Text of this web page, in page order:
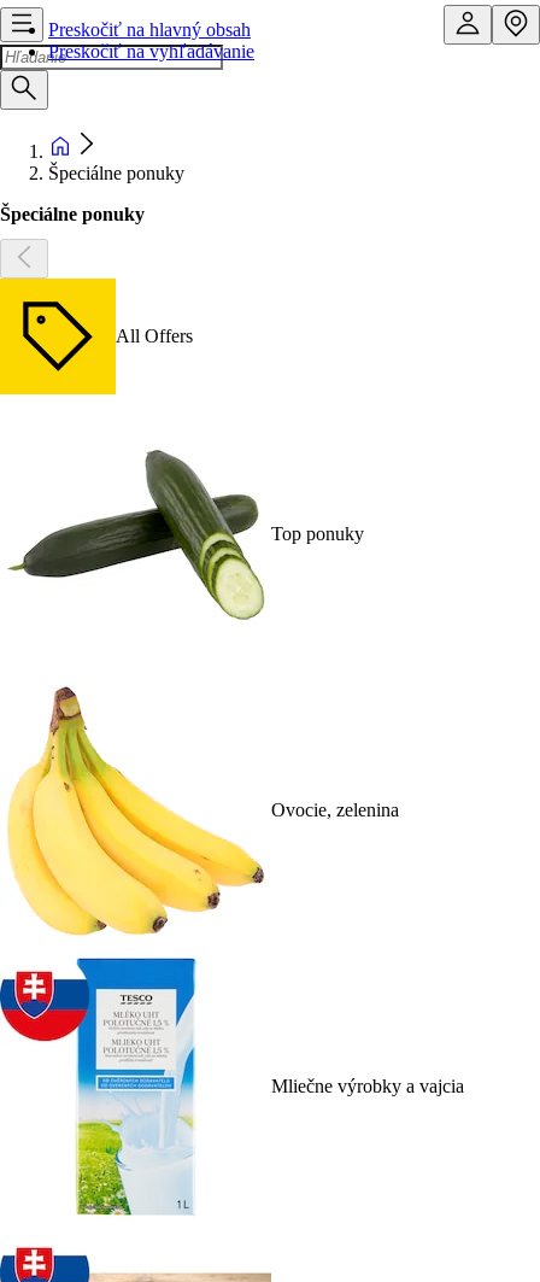
Preskočiť na hlavný obsah
Preskočiť na vyhľadávanie
Špeciálne ponuky
Špeciálne ponuky
All Offers
Top ponuky
Ovocie, zelenina
Mliečne výrobky a vajcia